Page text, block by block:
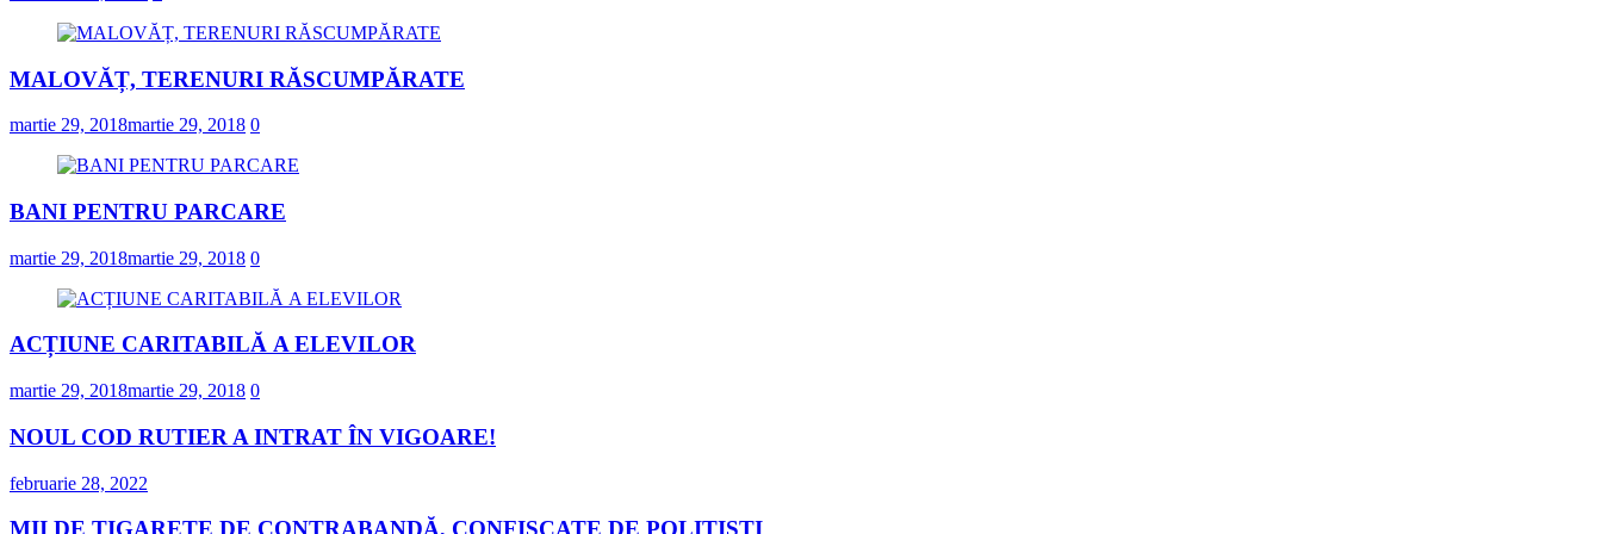
MALOVĂȚ, TERENURI RĂSCUMPĂRATE
martie 29, 2018martie 29, 2018 0
BANI PENTRU PARCARE
martie 29, 2018martie 29, 2018 0
ACȚIUNE CARITABILĂ A ELEVILOR
martie 29, 2018martie 29, 2018 0
NOUL COD RUTIER A INTRAT ÎN VIGOARE!
februarie 28, 2022